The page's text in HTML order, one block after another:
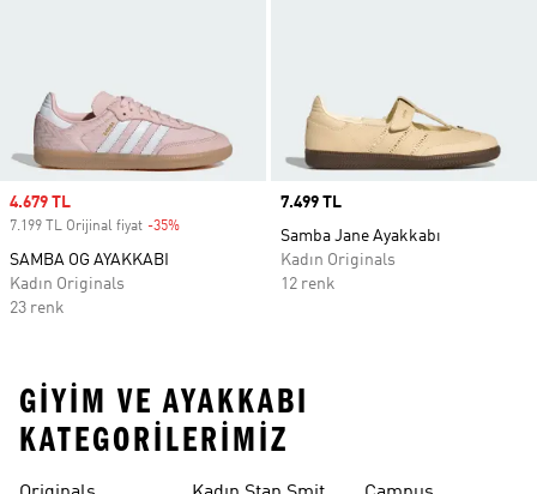
Sale price
4.679 TL
7.199 TL Orijinal fiyat -35%
SAMBA OG AYAKKABI
Kadın Originals
23 renk
Price
7.499 TL
Samba Jane Ayakkabı
Kadın Originals
12 renk
GIYIM VE AYAKKABI
KATEGORILERIMIZ